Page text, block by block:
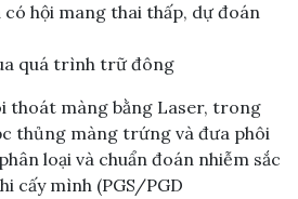
có hội mang thai thấp, dự đoán
quá trình trữ đông
thoát màng bằng Laser, trong
thủng màng trứng và đưa phôi
loại và chuẩn đoán nhiễm sắc
cấy mình (PGS/PGD